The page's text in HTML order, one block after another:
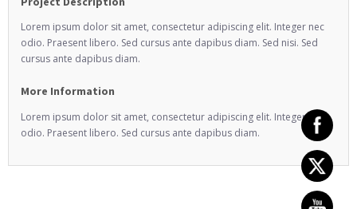
Lorem ipsum dolor sit amet, consectetur adipiscing elit. Integer nec
odio. Praesent libero. Sed cursus ante dapibus diam. Sed nisi. Sed
cursus ante dapibus diam.
More Information
Lorem ipsum dolor sit amet, consectetur adipiscing elit. Integer nec
odio. Praesent libero. Sed cursus ante dapibus diam.